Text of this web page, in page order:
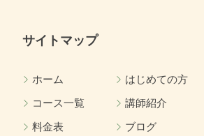
サイトマップ
ホーム
はじめての方
コース一覧
講師紹介
料金表
ブログ